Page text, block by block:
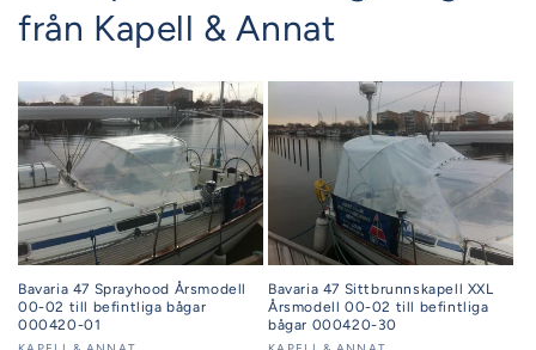
från Kapell & Annat
Bavaria 47 Sprayhood Årsmodell
00-02 till befintliga bågar
000420-01
Bavaria 47 Sittbrunnskapell XXL
Årsmodell 00-02 till befintliga
bågar 000420-30